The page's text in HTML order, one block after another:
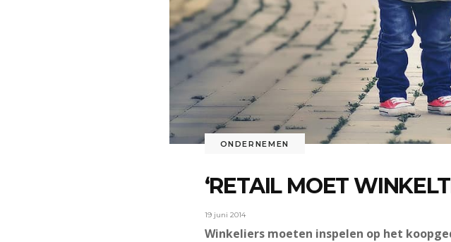
ONDERNEMEN
‘RETAIL MOET
19 juni 2014
Winkeliers moeten inspelen op het